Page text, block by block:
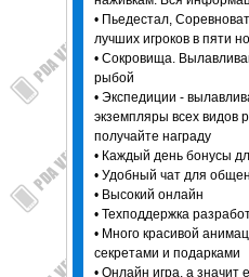
• Пьедестал,
лучших игроков в пяти
• Сокровища.
рыбой
• Экспедиции -
экземпляры всех видов
получайте награду
• Каждый день бонусы
• Удобный чат для
• Высокий онлайн
• Техподдержка
• Много красивой
секретами и подарками
• Онлайн игра, а значит